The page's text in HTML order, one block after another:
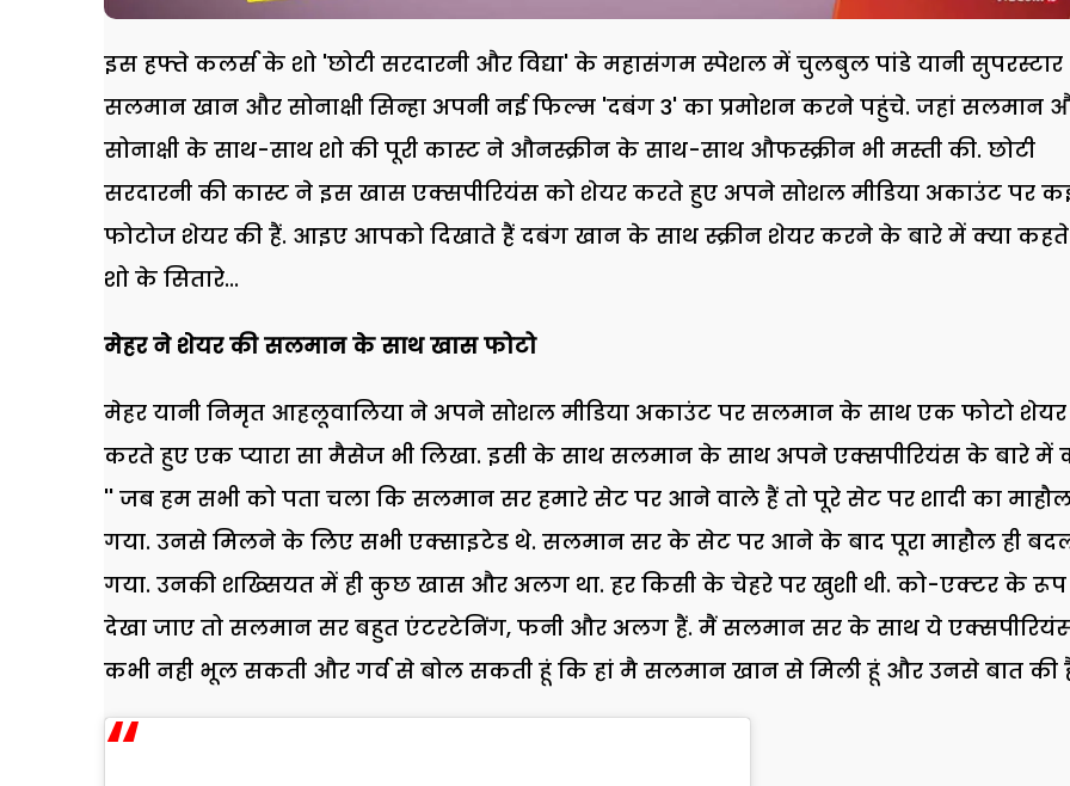
इस हफ्ते कलर्स के शो 'छोटी सरदारनी और विद्या' के महासंगम स्पेशल में चुलबुल पांडे यानी सुपरस्टार
सलमान खान और सोनाक्षी सिन्हा अपनी नई फिल्म 'दबंग 3' का प्रमोशन करने पहुंचे. जहां सलमान
सोनाक्षी के साथ-साथ शो की पूरी कास्ट ने औनस्क्रीन के साथ-साथ औफस्क्रीन भी मस्ती की. छोटी
सरदारनी की कास्ट ने इस खास एक्सपीरियंस को शेयर करते हुए अपने सोशल मीडिया अकाउंट पर
फोटोज शेयर की हैं. आइए आपको दिखाते हैं दबंग खान के साथ स्क्रीन शेयर करने के बारे में क्या
शो के सितारे...
मेहर ने शेयर की सलमान के साथ खास फोटो
मेहर यानी निमृत आहलूवालिया ने अपने सोशल मीडिया अकाउंट पर सलमान के साथ एक फोटो शेयर
करते हुए एक प्यारा सा मैसेज भी लिखा. इसी के साथ सलमान के साथ अपने एक्सपीरियंस के बारे में
'' जब हम सभी को पता चला कि सलमान सर हमारे सेट पर आने वाले हैं तो पूरे सेट पर शादी का माहौल
गया. उनसे मिलने के लिए सभी एक्साइटेड थे. सलमान सर के सेट पर आने के बाद पूरा माहौल ही
गया. उनकी शख्सियत में ही कुछ खास और अलग था. हर किसी के चेहरे पर खुशी थी. को-एक्टर के
देखा जाए तो सलमान सर बहुत एंटरटेनिंग, फनी और अलग हैं. मैं सलमान सर के साथ ये
कभी नही भूल सकती और गर्व से बोल सकती हूं कि हां मै सलमान खान से मिली हूं और उनसे बात की